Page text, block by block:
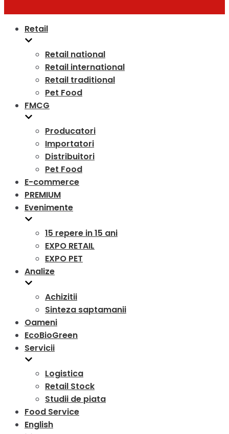
Retail
Retail national
Retail international
Retail traditional
Pet Food
FMCG
Producatori
Importatori
Distribuitori
Pet Food
E-commerce
PREMIUM
Evenimente
15 repere in 15 ani
EXPO RETAIL
EXPO PET
Analize
Achizitii
Sinteza saptamanii
Oameni
EcoBioGreen
Servicii
Logistica
Retail Stock
Studii de piata
Food Service
English